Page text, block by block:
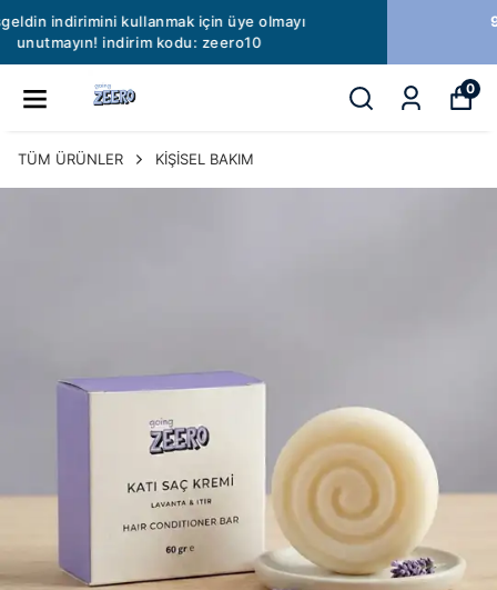
99 TL Kargo ücreti 🚚 1500 TL ve üzeri
siparişlerinizde kargo ücreti bizden!
0
TÜM ÜRÜNLER KİŞİSEL BAKIM